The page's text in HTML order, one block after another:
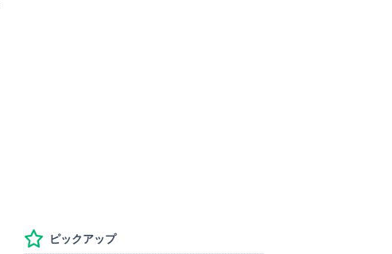
ピックアップ